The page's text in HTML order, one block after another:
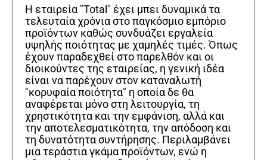
Η εταιρεία "Total" έχει μπει δυναμικά τα
τελευταία χρόνια στο παγκόσμιο εμπόριο
προϊόντων καθώς συνδυάζει εργαλεία
υψηλής ποιότητας με χαμηλές τιμές. Όπως
έχουν παραδεχθεί στο παρελθόν και οι
διοικούντες της εταιρείας, η γενική ιδέα
είναι να παρέχουν στον καταναλωτή
"κορυφαία ποιότητα" η οποία δε θα
αναφέρεται μόνο στη λειτουργία, τη
χρηστικότητα και την εμφάνιση, αλλά και
την αποτελεσματικότητα, την απόδοση και
τη δυνατότητα συντήρησης. Περιλαμβάνει
μια τεράστια γκάμα προϊόντων, ενώ η